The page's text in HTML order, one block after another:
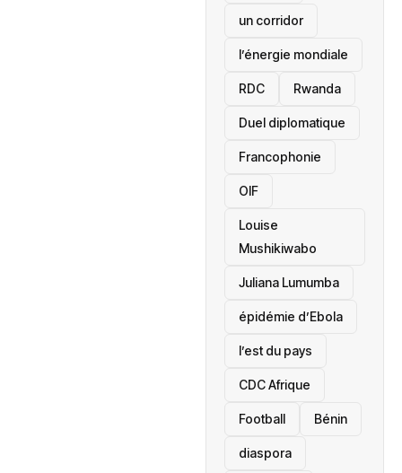
un corridor
l’énergie mondiale
RDC Rwanda
Duel diplomatique
Francophonie
OIF
Louise
Mushikiwabo
Juliana Lumumba
épidémie d’Ebola
l’est du pays
CDC Afrique
Football Bénin
diaspora